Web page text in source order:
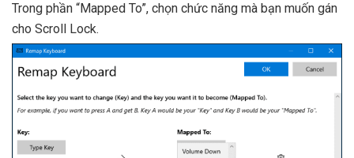
Trong phần “Mapped To”, chọn chức năng mà bạn muốn gán
cho Scroll Lock.